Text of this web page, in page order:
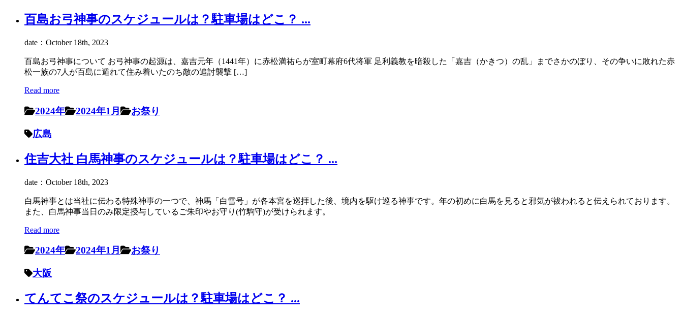
百島お弓神事のスケジュールは？駐車場はどこ？ ...
date：October 18th, 2023
百島お弓神事について お弓神事の起源は、嘉吉元年（1441年）に赤松満祐らが室町幕府6代将軍 足利義教を暗殺した「嘉吉（かきつ）の乱」までさかのぼり、その争いに敗れた赤
松一族の7人が百島に遁れて住み着いたのち敵の追討襲撃 […]
Read more
2024年 2024年1月 お祭り
広島
住吉大社 白馬神事のスケジュールは？駐車場はどこ？ ...
date：October 18th, 2023
白馬神事とは当社に伝わる特殊神事の一つで、神馬「白雪号」が各本宮を巡拝した後、境内を駆け巡る神事です。年の初めに白馬を見ると邪気が祓われると伝えられております。
また、白馬神事当日のみ限定授与しているご朱印やお守り(竹駒守)が受けられます。
Read more
2024年 2024年1月 お祭り
大阪
てんてこ祭のスケジュールは？駐車場はどこ？ ...